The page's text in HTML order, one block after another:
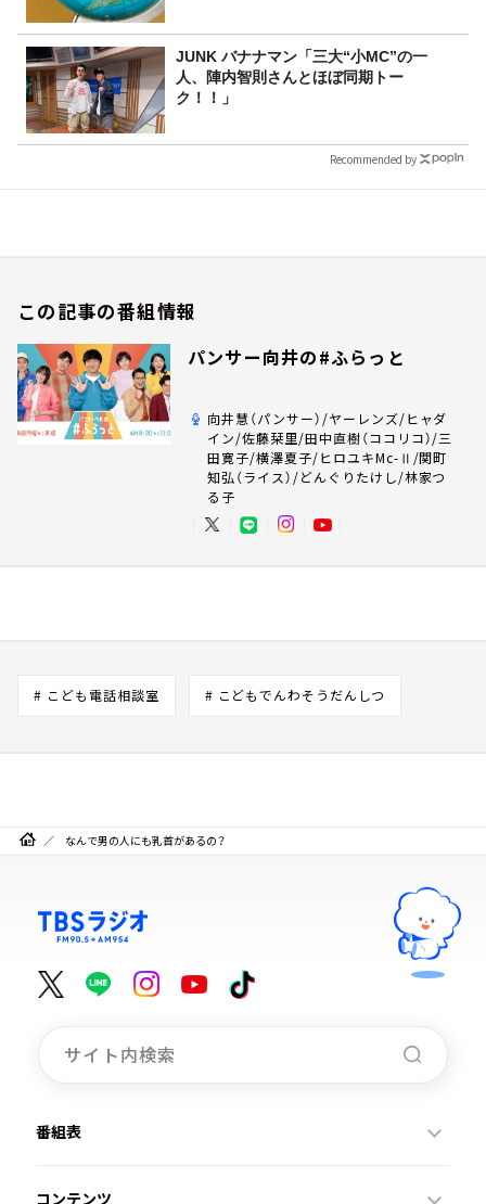
JUNK バナナマン「三大“小MC”の一
人、陣内智則さんとほぼ同期トー
ク！！」
Recommended by
この記事の番組情報
パンサー向井の#ふらっと
向井慧（パンサー）/ヤーレンズ/ヒャダ
イン/佐藤栞里/田中直樹（ココリコ）/三
田寛子/横澤夏子/ヒロユキMc-Ⅱ/関町
知弘（ライス）/どんぐりたけし/林家つ
る子
# こども電話相談室 # こどもでんわそうだんしつ
なんで男の人にも乳首があるの？
番組表
コンテンツ